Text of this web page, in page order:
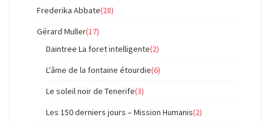
Frederika Abbate(28)
Gérard Muller(17)
Daintree La foret intelligente(2)
L'âme de la fontaine étourdie(6)
Le soleil noir de Tenerife(3)
Les 150 derniers jours – Mission Humanis(2)